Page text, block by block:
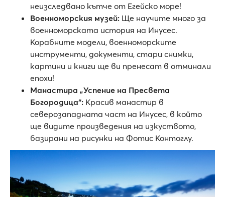
неизследвано кътче от Егейско море!
Военноморския музей: Ще научите много за
военноморската история на Инусес.
Корабните модели, военноморските
инструменти, документи, стари снимки,
картини и книги ще ви пренесат в отминали
епохи!
Манастира „Успение на Пресвета
Богородица“: Красив манастир в
северозападната част на Инусес, в който
ще видите произведения на изкуството,
базирани на рисунки на Фотис Контоглу.